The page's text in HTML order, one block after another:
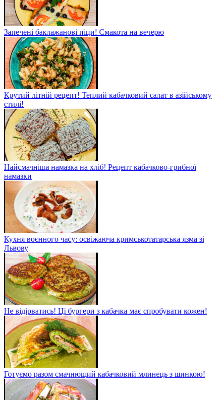
Запечені баклажанові піци! Смакота на вечерю
Крутий літній рецепт! Теплий кабачковий салат в азійському
стилі!
Найсмачніша намазка на хліб! Рецепт кабачково-грибної
намазки
Кухня воєнного часу: освіжаюча кримськотатарська язма зі
Львову
Не відірватись! Ці бургери з кабачка має спробувати кожен!
Готуємо разом смачнющий кабачковий млинець з шинкою!